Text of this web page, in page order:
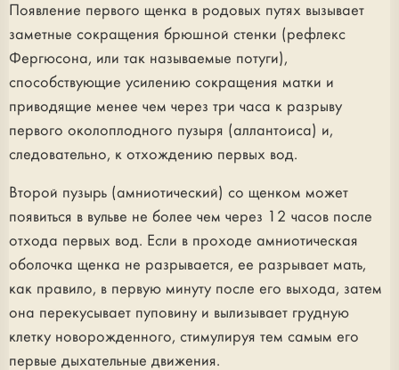
Появление первого щенка в родовых путях вызывает
заметные сокращения брюшной стенки (рефлекс
Фергюсона, или так называемые потуги),
способствующие усилению сокращения матки и
приводящие менее чем через три часа к разрыву
первого околоплодного пузыря (аллантоиса) и,
следовательно, к отхождению первых вод.
Второй пузырь (амниотический) со щенком может
появиться в вульве не более чем через 12 часов после
отхода первых вод. Если в проходе амниотическая
оболочка щенка не разрывается, ее разрывает мать,
как правило, в первую минуту после его выхода, затем
она перекусывает пуповину и вылизывает грудную
клетку новорожденного, стимулируя тем самым его
первые дыхательные движения.